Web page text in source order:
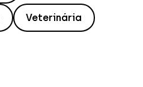
Veterinária